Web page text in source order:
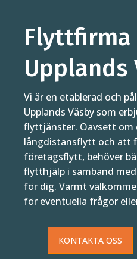
Flyttfirma
Upplands
Vi är en etablerad och
Upplands Väsby som
flyttjänster. Oavsett om
långdistansflytt och att
företagsflytt, behöver
flytthjälp i samband
för dig. Varmt
för eventuella frågor
KONTAKTA OSS